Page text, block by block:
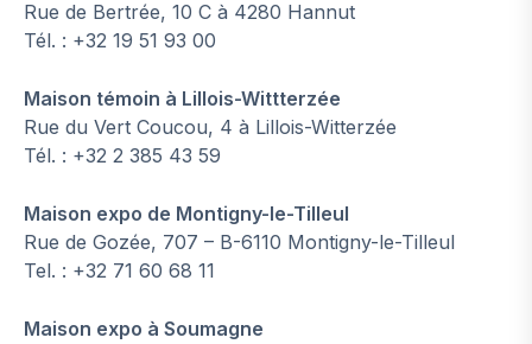
Rue de Bertrée, 10 C à 4280 Hannut
Tél. : +32 19 51 93 00
Maison témoin à Lillois-Wittterzée
Rue du Vert Coucou, 4 à Lillois-Witterzée
Tél. : +32 2 385 43 59
Maison expo de Montigny-le-Tilleul
Rue de Gozée, 707 – B-6110 Montigny-le-Tilleul
Tel. : +32 71 60 68 11
Maison expo à Soumagne